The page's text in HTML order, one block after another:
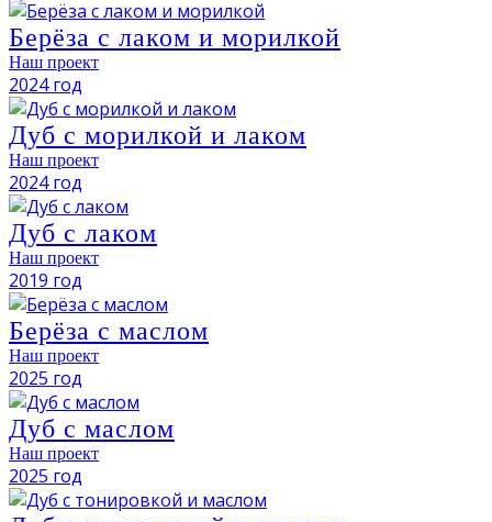
Берёза с лаком и морилкой
Наш проект
2024 год
Дуб с морилкой и лаком
Наш проект
2024 год
Дуб с лаком
Наш проект
2019 год
Берёза с маслом
Наш проект
2025 год
Дуб с маслом
Наш проект
2025 год